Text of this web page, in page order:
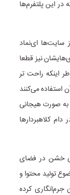
این پلتفرم‌ها
ای‌نماد
نیز قطعا
اینکه راحت تر
استفاده می‌کنند
به صورت هیجانی
کلاهبردارها
خشن در فضای
تولید محتوا و
کرده